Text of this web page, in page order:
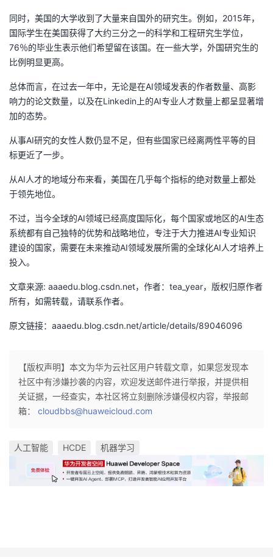
同时，美国的大学收到了大量来自国外的研究生。例如，2015年，
国际学生在美国获得了大约三分之一的科学和工程研究生学位，
76％的毕业生表示他们希望留在该国。在一些大学，外国研究生的
比例明显更高。
总体而言，在过去一年中，无论是在AI领域发表的作者数量、高影
响力的论文数量，以及在Linkedin上的AI专业人才数量上都呈显著增
加的态势。
从事AI研究的女性人数仍显不足，但有些国家已经离两性平等的目
标更近了一步。
从AI人才的地域分布来看，美国在几乎每个指标的绝对数量上都处
于领先地位。
不过，当今全球的AI领域已经高度国际化，每个国家或地区的AI生态
系统都有自己独特的优势和战略地位，专注于大力推进AI专业知识
建设的国家，需要在未来推动AI领域发展所需的全球化AI人才培养上
投入。
文章来源: aaaedu.blog.csdn.net，作者：tea_year，版权归原作者
所有，如需转载，请联系作者。
原文链接：aaaedu.blog.csdn.net/article/details/89046096
【版权声明】本文为华为云社区用户转载文章，如果您发现本
社区中有涉嫌抄袭的内容，欢迎发送邮件进行举报，并提供相
关证据，一经查实，本社区将立刻删除涉嫌侵权内容，举报邮
箱： cloudbbs@huaweicloud.com
人工智能 HCDE 机器学习